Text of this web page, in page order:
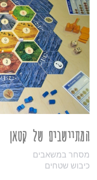
המתיישבים של קטאן
מסחר במשאבים
כיבוש שטחים